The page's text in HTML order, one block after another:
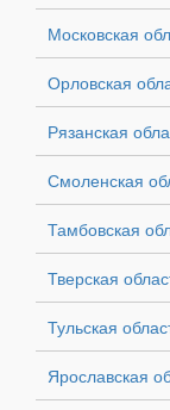
Московская
Орловская
Рязанская
Смоленская
Тамбовская
Тверская
Тульская
Ярославская